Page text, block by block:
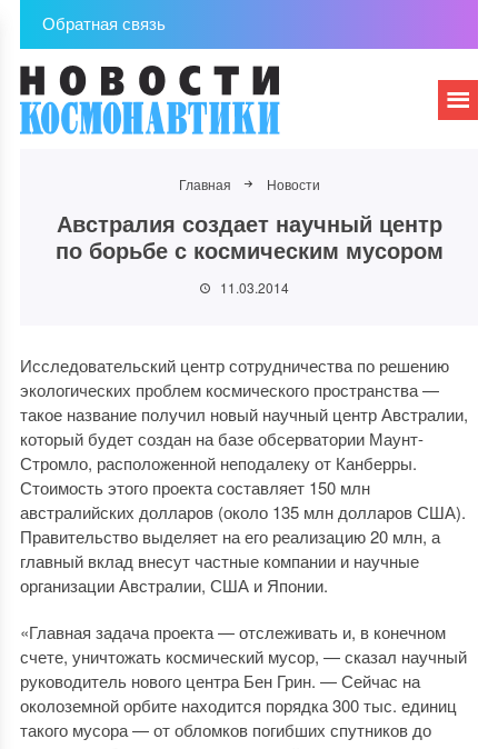
Обратная связь
Главная Новости
Австралия создает научный центр
по борьбе с космическим мусором
11.03.2014
Исследовательский центр сотрудничества по решению
экологических проблем космического пространства —
такое название получил новый научный центр Австралии,
который будет создан на базе обсерватории Маунт-
Стромло, расположенной неподалеку от Канберры.
Стоимость этого проекта составляет 150 млн
австралийских долларов (около 135 млн долларов США).
Правительство выделяет на его реализацию 20 млн, а
главный вклад внесут частные компании и научные
организации Австралии, США и Японии.
«Главная задача проекта — отслеживать и, в конечном
счете, уничтожать космический мусор, — сказал научный
руководитель нового центра Бен Грин. — Сейчас на
околоземной орбите находится порядка 300 тыс. единиц
такого мусора — от обломков погибших спутников до